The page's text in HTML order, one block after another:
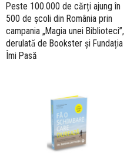
Peste 100.000 de cărți ajung în
500 de școli din România prin
campania „Magia unei Biblioteci”,
derulatǎ de Bookster și Fundația
Îmi Pasă